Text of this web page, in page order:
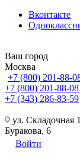
Вконтакте
Ваш город
Москва
+7 (800) 201-88-
+7 (800) 201-88-08
+7 (343) 286-83-59
ул. Складочная
Буракова, 6
Войти